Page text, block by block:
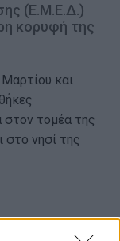
(Ε.Μ.Ε.Δ.)
κορυφή της
και
τομέα της
νησί της